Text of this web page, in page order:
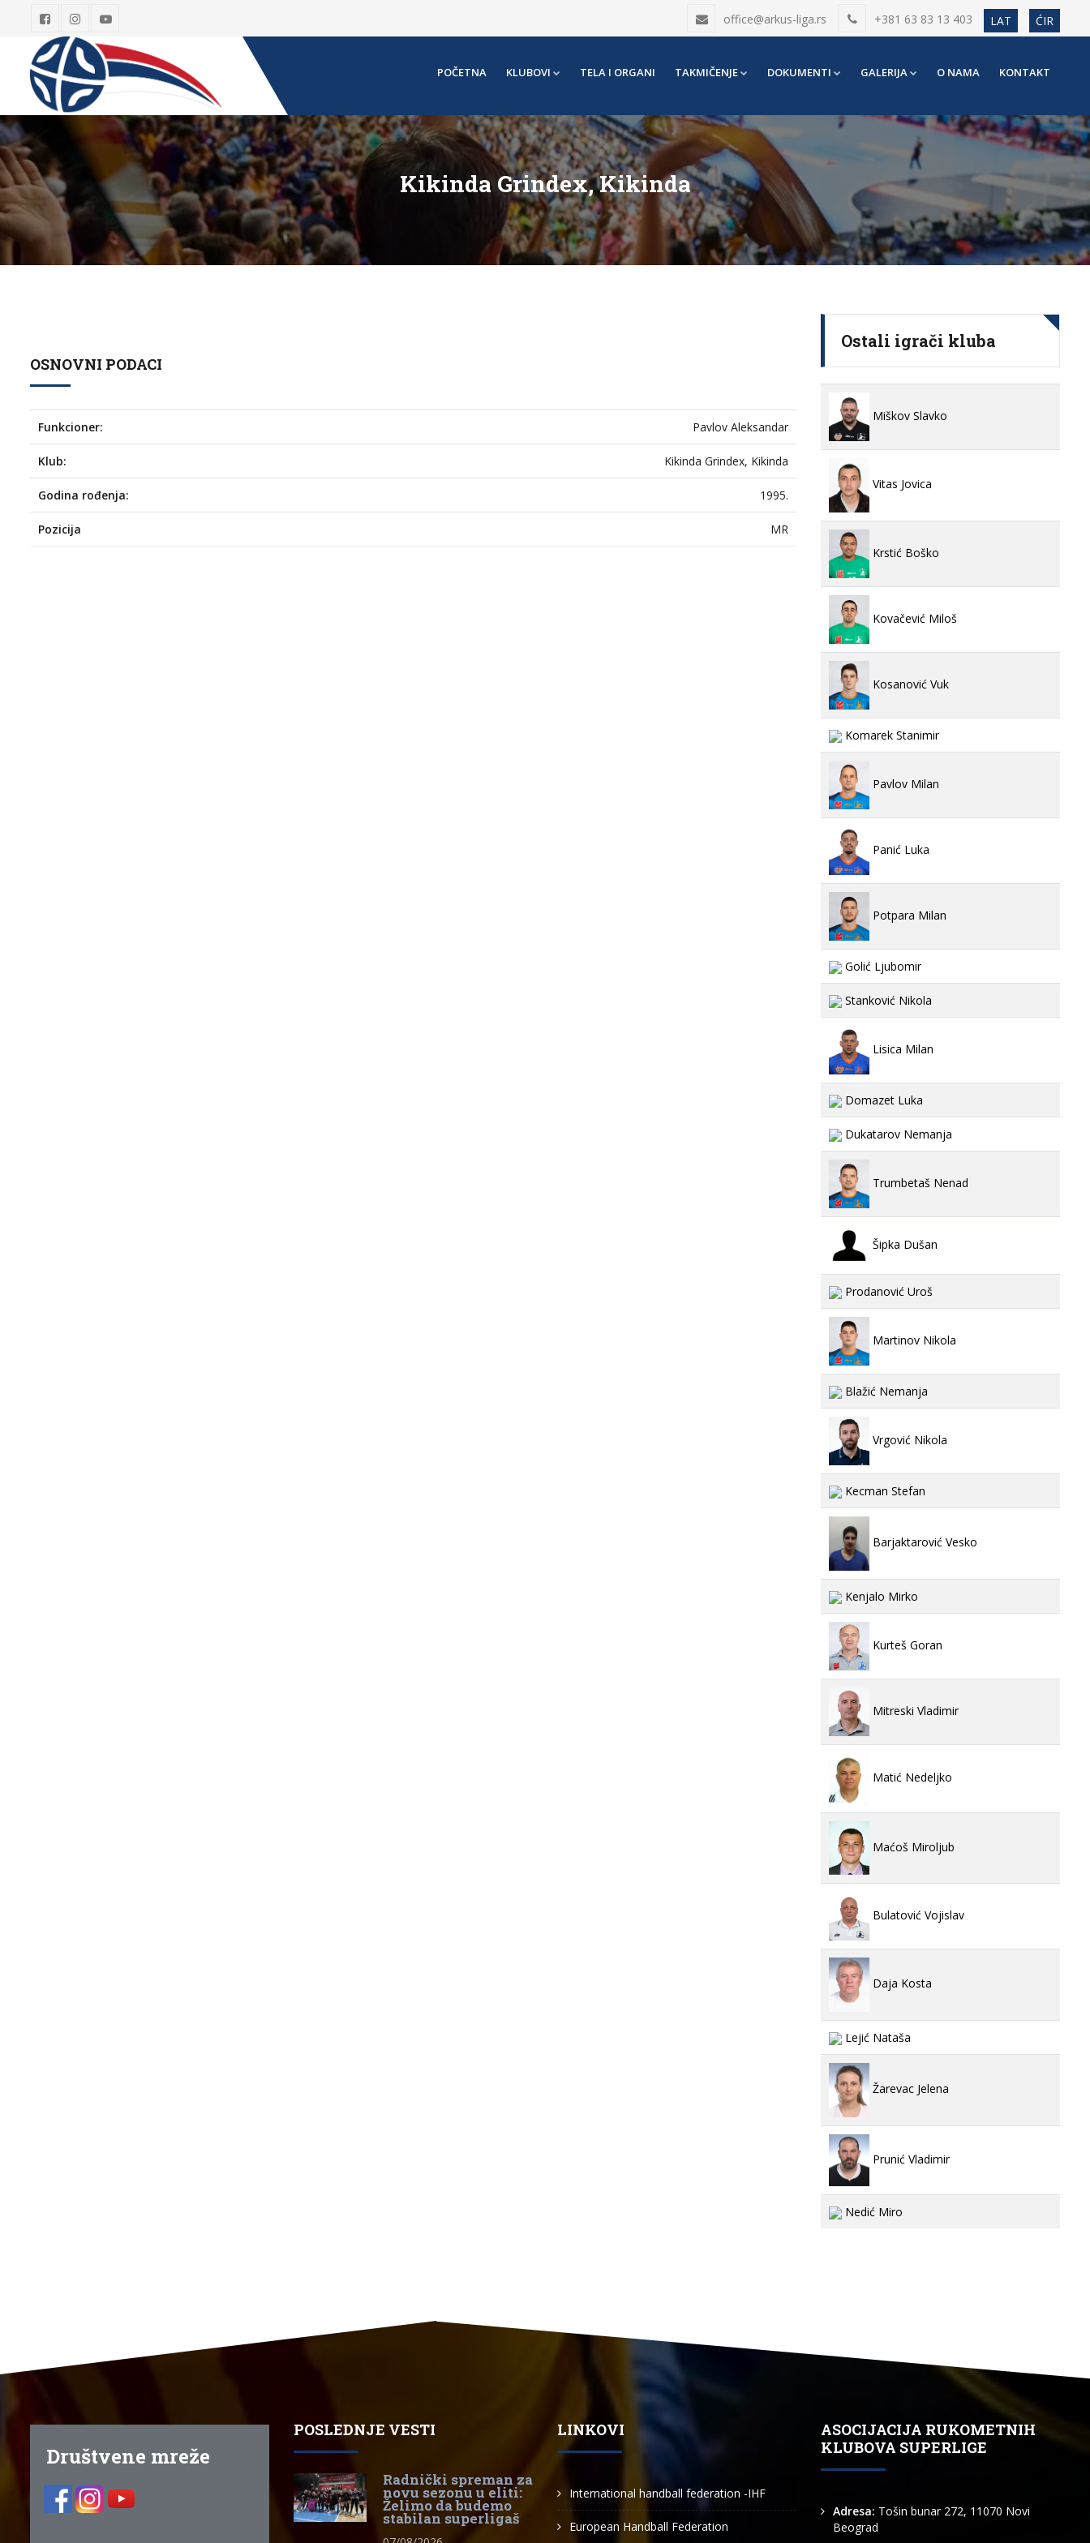
office@arkus-liga.rs +381 63 83 13 403 LAT ĆIR
POČETNA KLUBOVI TELA I ORGANI TAKMIČENJE DOKUMENTI GALERIJA O NAMA KONTAKT
Kikinda Grindex, Kikinda
OSNOVNI PODACI
Funkcioner: Pavlov Aleksandar
Klub: Kikinda Grindex, Kikinda
Godina rođenja: 1995.
Pozicija MR
Ostali igrači kluba
Miškov Slavko
Vitas Jovica
Krstić Boško
Kovačević Miloš
Kosanović Vuk
Komarek Stanimir
Pavlov Milan
Panić Luka
Potpara Milan
Golić Ljubomir
Stanković Nikola
Lisica Milan
Domazet Luka
Dukatarov Nemanja
Trumbetaš Nenad
Šipka Dušan
Prodanović Uroš
Martinov Nikola
Blažić Nemanja
Vrgović Nikola
Kecman Stefan
Barjaktarović Vesko
Kenjalo Mirko
Kurteš Goran
Mitreski Vladimir
Matić Nedeljko
Maćoš Miroljub
Bulatović Vojislav
Daja Kosta
Lejić Nataša
Žarevac Jelena
Prunić Vladimir
Nedić Miro
Društvene mreže
POSLEDNJE VESTI
Radnički spreman za
novu sezonu u eliti:
Želimo da budemo
stabilan superligaš
LINKOVI
International handball federation -IHF
European Handball Federation
ASOCIJACIJA RUKOMETNIH
KLUBOVA SUPERLIGE
Adresa: Tošin bunar 272, 11070 Novi
Beograd